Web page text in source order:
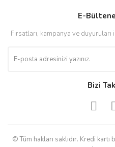
E-
Fırsatları, kampanya ve
Bizi
© Tüm hakları saklıdır. Kredi